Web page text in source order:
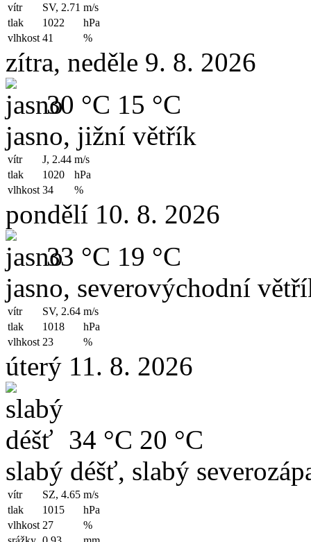
vítr SV, 2.71 m/s
tlak
1022
hPa
vlhkost 41 %
zítra, neděle 9. 8. 2026
30 °C 15 °C
jasno, jižní větřík
vítr J, 2.44 m/s
tlak
1020
hPa
vlhkost 34 %
pondělí 10. 8. 2026
33 °C 19 °C
jasno, severovýchodní
vítr SV, 2.64 m/s
tlak
1018
hPa
vlhkost 23 %
úterý 11. 8. 2026
34 °C 20 °C
slabý déšť, slabý
vítr SZ, 4.65 m/s
tlak
1015
hPa
vlhkost 27
%